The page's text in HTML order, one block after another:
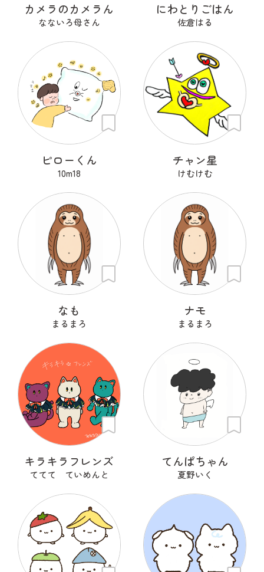
カメラのカメラん
なないろ母さん
にわとりごはん
佐倉はる
ピローくん
10m18
チャン星
けむけむ
なも
まるまろ
ナモ
まるまろ
キラキラフレンズ
ててて ていめんと
てんぱちゃん
夏野いく